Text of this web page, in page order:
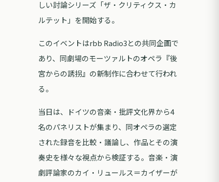
しい討論シリーズ「ザ・クリティクス・カ
ルテット」を開始する。
このイベントはrbb Radio3との共同企画で
あり、同劇場のモーツァルトのオペラ『後
宮からの誘拐』の新制作に合わせて行われ
る。
当日は、ドイツの音楽・批評文化界から4
名のパネリストが集まり、同オペラの選定
された録音を比較・議論し、作品とその演
奏史を様々な視点から検証する。音楽・演
劇評論家のカイ・リュールス＝カイザーが